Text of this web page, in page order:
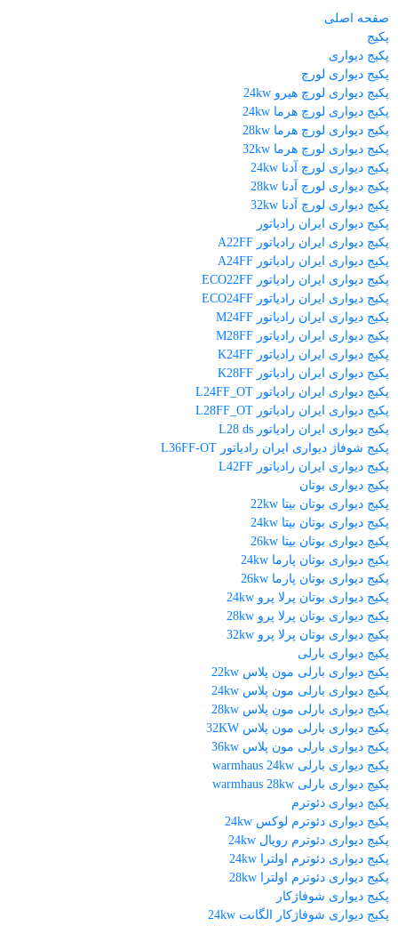
صفحه اصلی
پکیج
پکیج دیواری
پکیج دیواری لورچ
پکیج دیواری لورچ هیرو 24kw
پکیج دیواری لورچ هرما 24kw
پکیج دیواری لورچ هرما 28kw
پکیج دیواری لورچ هرما 32kw
پکیج دیواری لورچ آدنا 24kw
پکیج دیواری لورچ آدنا 28kw
پکیج دیواری لورچ آدنا 32kw
پکیج دیواری ایران رادیاتور
پکیج دیواری ایران رادیاتور A22FF
پکیج دیواری ایران رادیاتور A24FF
پکیج دیواری ایران رادیاتور ECO22FF
پکیج دیواری ایران رادیاتور ECO24FF
پکیج دیواری ایران رادیاتور M24FF
پکیج دیواری ایران رادیاتور M28FF
پکیج دیواری ایران رادیاتور K24FF
پکیج دیواری ایران رادیاتور K28FF
پکیج دیواری ایران رادیاتور L24FF_OT
پکیج دیواری ایران رادیاتور L28FF_OT
پکیج دیواری ایران رادیاتور L28 ds
پکیج شوفاژ دیواری ایران رادیاتور L36FF-OT
پکیج دیواری ایران رادیاتور L42FF
پکیج دیواری بوتان
پکیج دیواری بوتان بیتا 22kw
پکیج دیواری بوتان بیتا 24kw
پکیج دیواری بوتان بیتا 26kw
پکیج دیواری بوتان پارما 24kw
پکیج دیواری بوتان پارما 26kw
پکیج دیواری بوتان پرلا پرو 24kw
پکیج دیواری بوتان پرلا پرو 28kw
پکیج دیواری بوتان پرلا پرو 32kw
پکیج دیواری بارلی
پکیج دیواری بارلی مون پلاس 22kw
پکیج دیواری بارلی مون پلاس 24kw
پکیج دیواری بارلی مون پلاس 28kw
پکیج دیواری بارلی مون پلاس 32KW
پکیج دیواری بارلی مون پلاس 36kw
پکیج دیواری بارلی warmhaus 24kw
پکیج دیواری بارلی warmhaus 28kw
پکیج دیواری دئوترم
پکیج دیواری دئوترم لوکس 24kw
پکیج دیواری دئوترم رویال 24kw
پکیج دیواری دئوترم اولترا 24kw
پکیج دیواری دئوترم اولترا 28kw
پکیج دیواری شوفاژکار
پکیج دیواری شوفاژکار الگانت 24kw